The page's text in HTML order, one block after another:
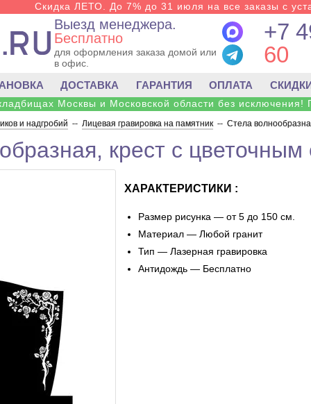
Скидка ЛЕТО. До 7% до 31 июля на все заказы с
Выезд менеджера.
Бесплатно
для оформления заказа домой или
в офис.
+7
60
ДОСТАВКА ГАРАНТИЯ ОПЛАТА
Москвы и Московской области без исключения!
и надгробий -- Лицевая гравировка на памятник -- Стела
крест с
ХАРАКТЕРИСТИКИ :
Размер рисунка — от 5 до 150 см.
Материал — Любой гранит
Тип — Лазерная гравировка
Антидождь — Бесплатно